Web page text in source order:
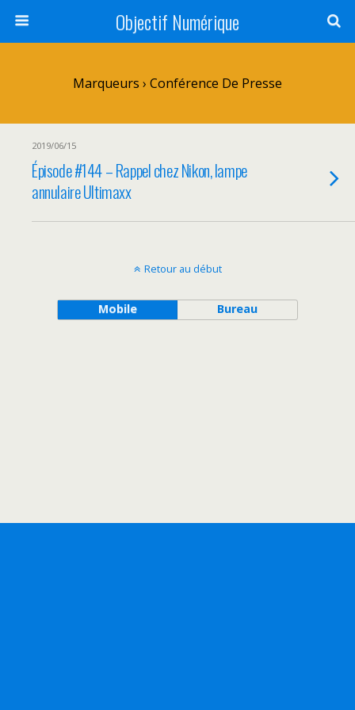
Objectif Numérique
Marqueurs › Conférence De Presse
2019/06/15
Épisode #144 – Rappel chez Nikon, lampe
annulaire Ultimaxx
Retour au début
Mobile Bureau